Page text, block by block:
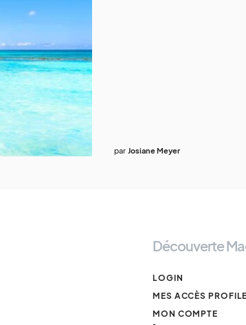
par Josiane Meyer
Découverte
LOGIN
MES ACCÈS
MON COMPTE